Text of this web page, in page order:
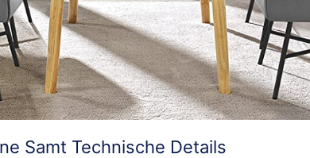
Samt Technische Details